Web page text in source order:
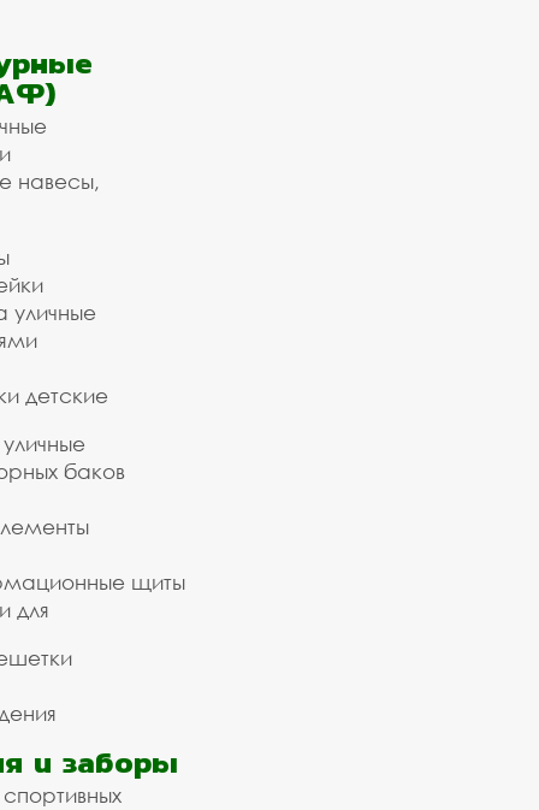
навесы,
уличные
детские
баков
щиты
для
и заборы